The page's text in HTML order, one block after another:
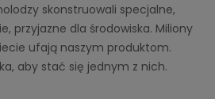
skonstruowali specjalne,
przyjazne dla środowiska. Miliony
ufają naszym produktom.
aby stać się jednym z nich.